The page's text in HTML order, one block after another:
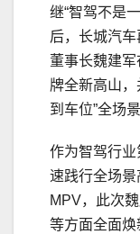
继“智驾不是
后，长城汽
董事长魏建
牌全新高山
到车位”全场
作为智驾行
速践行全场
MPV，此次
等方面全面